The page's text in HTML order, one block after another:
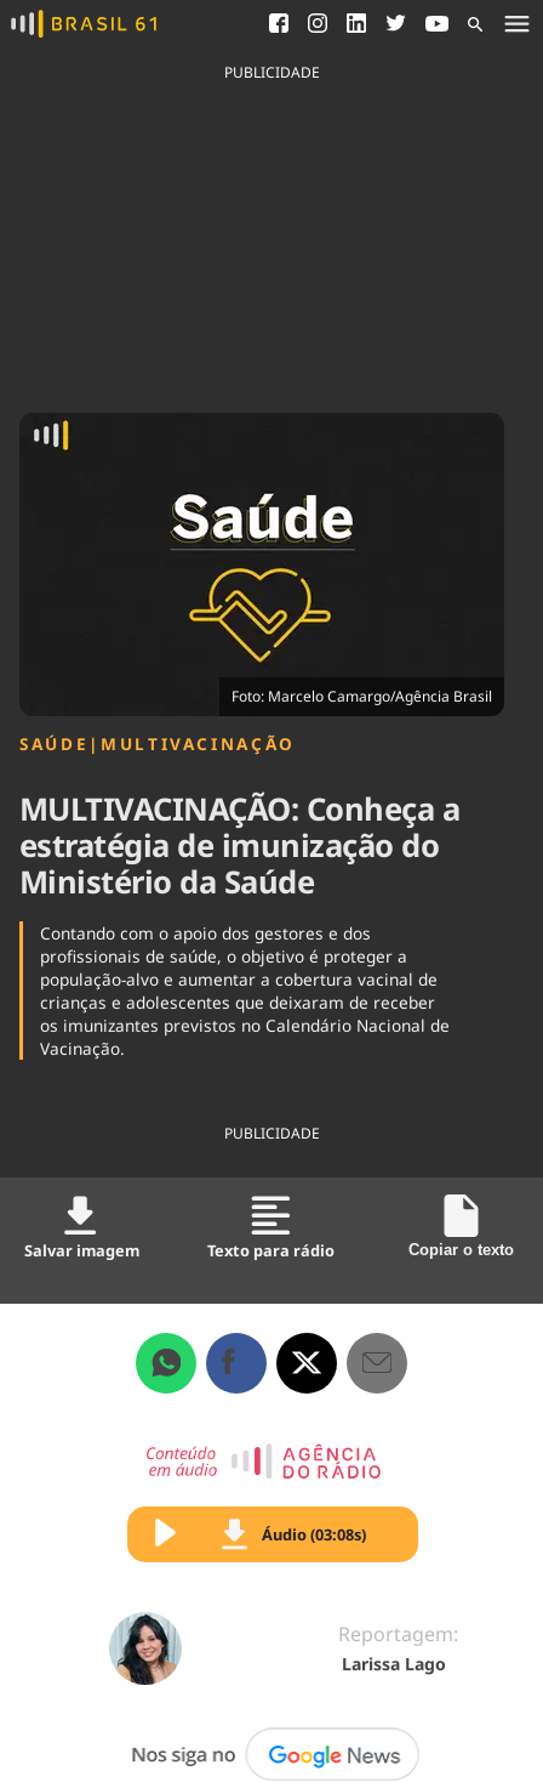
Ver todas as notícias
Saneamento
Indicadores
Agronegócios
Economia
Educação
Infraestrutura
Internacional
Política
Saúde
Tempo
PUBLICIDADE
Foto: Marcelo Camargo/Agência Brasil
SAÚDE | MULTIVACINAÇÃO
MULTIVACINAÇÃO: Conheça a
estratégia de imunização do
Ministério da Saúde
Contando com o apoio dos gestores e dos
profissionais de saúde, o objetivo é proteger a
população-alvo e aumentar a cobertura vacinal de
crianças e adolescentes que deixaram de receber
os imunizantes previstos no Calendário Nacional de
Vacinação.
PUBLICIDADE
Salvar imagem Texto para rádio Copiar o texto
Áudio (03:08s)
Reportagem:
Larissa Lago